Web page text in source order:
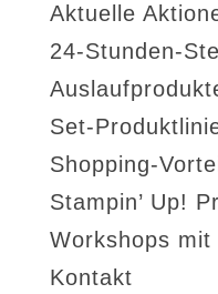
Aktuelle
24-Stunden-
Set-
Shopping-
Stampin’ Up!
Workshops mit
Kontakt